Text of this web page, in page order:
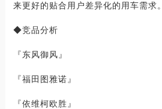
来更好的贴合用户差异化的用车需求。
◆竞品分析
『东风御风』
『福田图雅诺』
『依维柯欧胜』